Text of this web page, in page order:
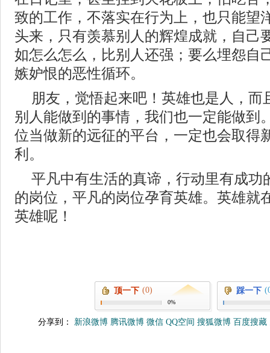
致的工作，不落实在行为上，也只能望
头来，只有羡慕别人的辉煌成就，自己
如怎么怎么，比别人还强；要么埋怨自
嫉妒恨的恶性循环。
朋友，觉悟起来吧！英雄也是人，而
别人能做到的事情，我们也一定能做到
位当做新的远征的平台，一定也会取得
利。
平凡中有生活的真谛，行动里有成功
的岗位，平凡的岗位孕育英雄。英雄就
英雄呢！
顶一下 (0)
0%
踩一下
分享到： 新浪微博 腾讯微博 微信 QQ空间 搜狐微博 百度搜藏